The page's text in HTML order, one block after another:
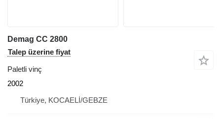
Demag CC 2800
Talep üzerine fiyat
Paletli vinç
2002
Türkiye, KOCAELİ/GEBZE